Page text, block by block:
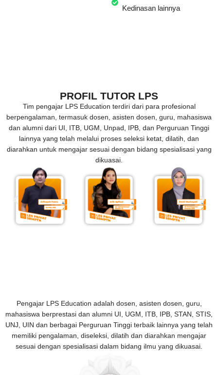
Kedinasan lainnya
PROFIL TUTOR LPS
Tim pengajar LPS Education terdiri dari para profesional
berpengalaman, termasuk dosen, asisten dosen, guru, mahasiswa
dan alumni dari UI, ITB, UGM, Unpad, IPB, dan Perguruan Tinggi
lainnya yang telah melalui proses seleksi ketat, dilatih, dan
diarahkan untuk mengajar sesuai dengan bidang spesialisasi yang
dikuasai.
Pengajar LPS Education adalah dosen, asisten dosen, guru,
mahasiswa berprestasi dan alumni UI, UGM, ITB, IPB, STAN, STIS,
UNJ, UIN dan berbagai Perguruan Tinggi terbaik lainnya yang telah
memiliki pengalaman, diseleksi, dilatih dan diarahkan mengajar
sesuai dengan spesialisasi dalam bidang ilmu yang dikuasai.